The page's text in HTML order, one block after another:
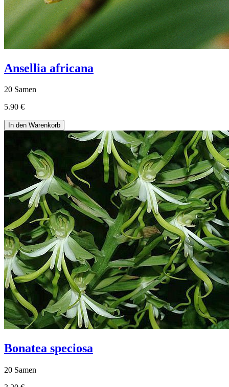
Ansellia africana
20 Samen
5.90 €
In den Warenkorb
Bonatea speciosa
20 Samen